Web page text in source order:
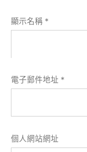
顯示名稱 *
電子郵件地址 *
個人網站網址